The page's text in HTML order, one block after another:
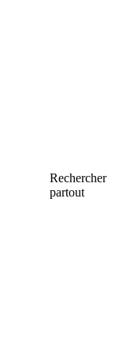
Rechercher
partout